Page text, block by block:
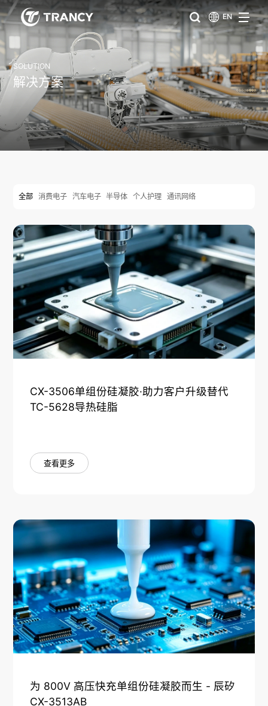
EN
SOLUTION
解决方案
全部 消费电子 汽车电子 半导体 个人护理 通讯网络
CX-3506单组份硅凝胶·助力客户升级替代
TC-5628导热硅脂
查看更多
为 800V 高压快充单组份硅凝胶而生 - 辰矽
CX-3513AB